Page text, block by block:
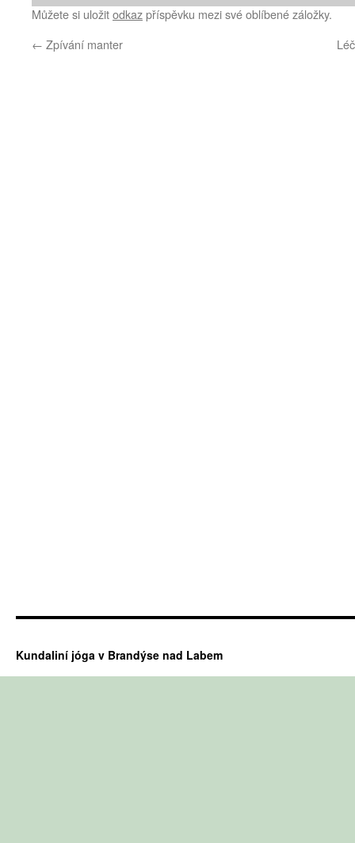
Můžete si uložitodkazpříspěvku mezi své oblíbené záložky.
← Zpívání manter
Kundaliní jóga v Brandýse nad Labem